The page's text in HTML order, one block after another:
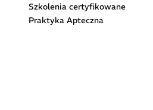
Szkolenia certyfikowane
Praktyka Apteczna